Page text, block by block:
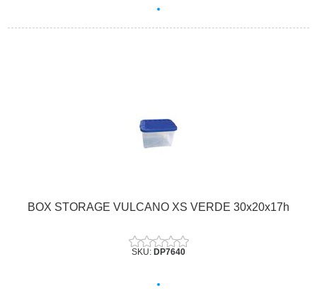
BOX STORAGE VULCANO XS VERDE 30x20x17h
SKU: DP7640